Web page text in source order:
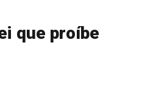
que proíbe